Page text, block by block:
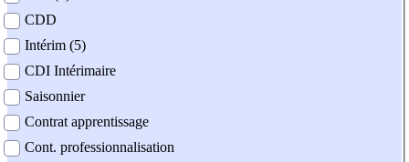
CDD
Intérim (5)
CDI Intérimaire
Saisonnier
Contrat apprentissage
Cont. professionnalisation